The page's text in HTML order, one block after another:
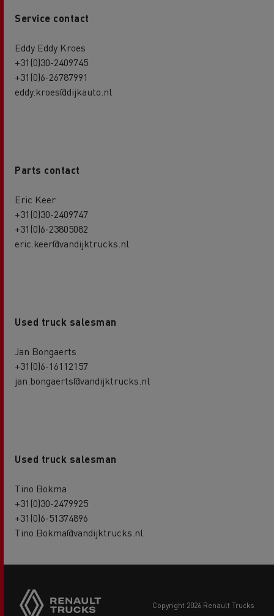
Service contact
Eddy Eddy Kroes
+31(0)30-2409745
+31(0)6-26787991
eddy.kroes@dijkauto.nl
Parts contact
Eric Keer
+31(0)30-2409747
+31(0)6-23805082
eric.keer@vandijktrucks.nl
Used truck salesman
Jan Bongaerts
+31(0)6-16112157
jan.bongaerts@vandijktrucks.nl
Used truck salesman
Tino Bokma
+31(0)30-2479925
+31(0)6-51374896
Tino.Bokma@vandijktrucks.nl
copyright 2026 Renault Trucks